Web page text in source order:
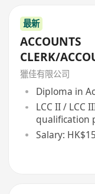
最新
ACCOUNTS
CLERK/
FIN ANAL/
MANAGER/
...
獵佳有限公司
Diploma in
LCC II / LCC
qualification
Salary: